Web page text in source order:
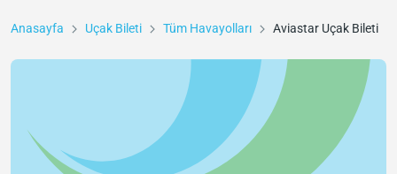
Anasayfa Uçak Bileti Tüm Havayolları Aviastar Uçak Bileti